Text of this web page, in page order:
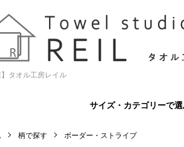
】タオル工房レイル
サイズ・カテゴリーで
柄で探す ボーダー・ストライプ